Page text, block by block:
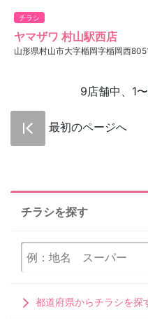
チラシ
ヤマザワ 村山駅西店
山形県村山市大字楯岡字楯岡西
9店舗中、1
最初のページへ
チラシを探す
都道府県からチラシを探